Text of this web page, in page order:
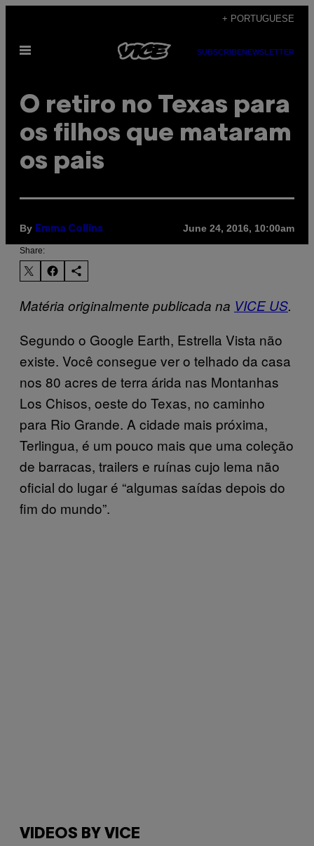
content
+ PORTUGUESE
Open
SUBSCRIBENEWSLETTER
O retiro no Texas para
os filhos que mataram
os pais
By Emma Collins June 24, 2016, 10:00am
Share:
Matéria originalmente publicada na VICE US.
Segundo o Google Earth, Estrella Vista não
existe. Você consegue ver o telhado da casa
nos 80 acres de terra árida nas Montanhas
Los Chisos, oeste do Texas, no caminho
para Rio Grande. A cidade mais próxima,
Terlingua, é um pouco mais que uma coleção
de barracas, trailers e ruínas cujo lema não
oficial do lugar é “algumas saídas depois do
fim do mundo”.
VIDEOS BY VICE